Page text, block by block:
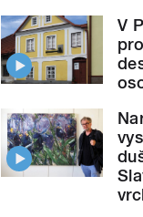
V